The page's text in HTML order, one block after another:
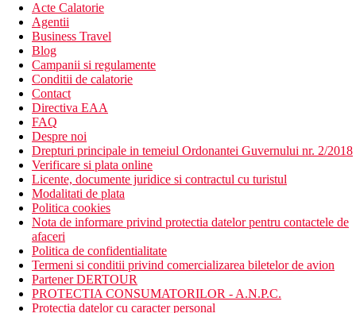
lift
serviciu de trezire
sala de fitness
spalatorie (contra cost)
terasa
bar langa piscina
Spa (contra cost)
piscine
restaurante
baruri
cafenea
Descrierea plajei
plaja cu nisip
sezlonguri si umbrele contra cost
Activitati sportive gratuite
divertisment
plaja
muzica / spectacol live
Acte Calatorie
Agentii
Business Travel
Blog
Campanii si regulamente
Conditii de calatorie
Contact
Directiva EAA
FAQ
Despre noi
Drepturi principale in temeiul Ordonantei Guvernului nr. 2/2018
Verificare si plata online
Licente, documente juridice si contractul cu turistul
Modalitati de plata
Politica cookies
Nota de informare privind protectia datelor pentru contactele de
afaceri
Politica de confidentialitate
Termeni si conditii privind comercializarea biletelor de avion
Partener DERTOUR
PROTECTIA CONSUMATORILOR - A.N.P.C.
Protectia datelor cu caracter personal